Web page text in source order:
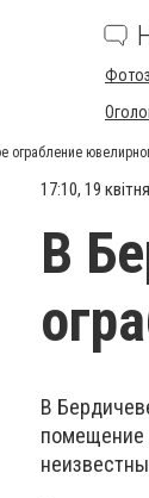
ограбление
17:10, 19
В
В
помещение